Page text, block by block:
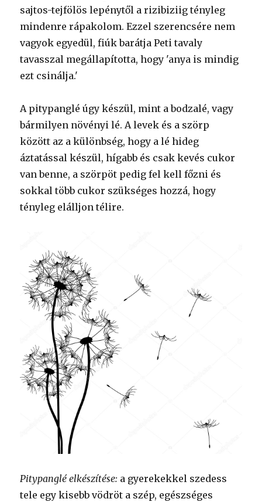
sajtos-tejfölös lepénytől a rizibiziig tényleg
mindenre rápakolom. Ezzel szerencsére nem
vagyok egyedül, fiúk barátja Peti tavaly
tavasszal megállapította, hogy 'anya is mindig
ezt csinálja.'
A pitypanglé úgy készül, mint a bodzalé, vagy
bármilyen növényi lé. A levek és a szörp
között az a különbség, hogy a lé hideg
áztatással készül, hígabb és csak kevés cukor
van benne, a szörpöt pedig fel kell főzni és
sokkal több cukor szükséges hozzá, hogy
tényleg elálljon télire.
Pitypanglé elkészítése: a gyerekekkel szedess
tele egy kisebb vödröt a szép, egészséges